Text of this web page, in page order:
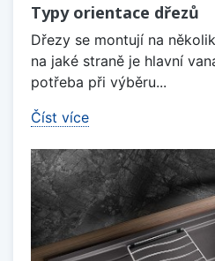
Typy orientace dřezů
Dřezy se montují na
na jaké straně je hlavní
potřeba při výběru...
Číst více